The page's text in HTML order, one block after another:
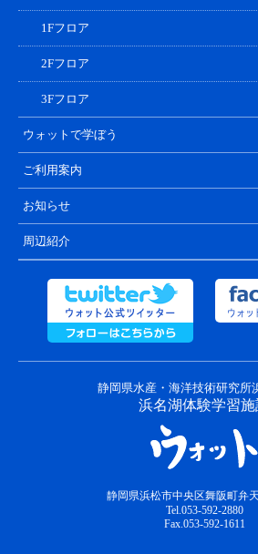
1Fフロア
2Fフロア
3Fフロア
ウォットで学ぼう
ご利用案内
お知らせ
周辺紹介
静岡県水産・海洋技術研究所
浜名湖体験学習施
静岡県浜松市中央区舞阪町弁
Tel.053-592-2880
Fax.053-592-1611